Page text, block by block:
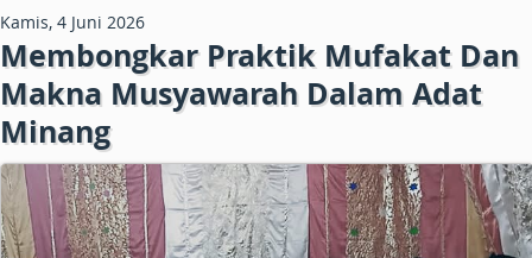
Kamis, 4 Juni 2026
Membongkar Praktik Mufakat Dan
Makna Musyawarah Dalam Adat
Minang